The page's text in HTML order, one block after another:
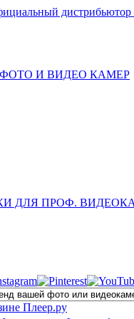
И ВИДЕО КАМЕР
ДЛЯ ПРОФ.